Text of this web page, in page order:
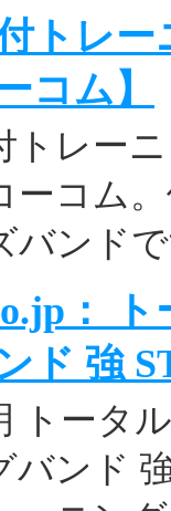
トレー
コム】
トレー
ーコム
バンド
：
ド 強
トータ
バンド